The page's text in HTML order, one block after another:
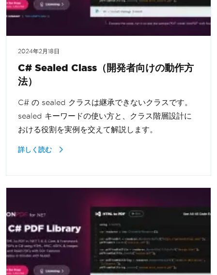
2024年2月18日
C# Sealed Class（開発者向けの動作方
法）
C# の sealed クラスは継承できないクラスです。
sealed キーワードの使い方と、クラス階層設計に
おける役割を実例を交えて解説します。
詳しく読む